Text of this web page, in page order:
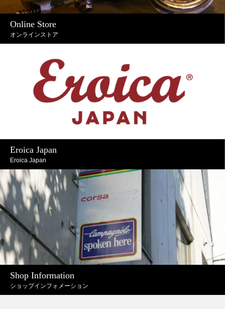
Online Store
オンラインストア
Eroica Japan
Eroica Japan
Shop Information
ショップインフォメーション